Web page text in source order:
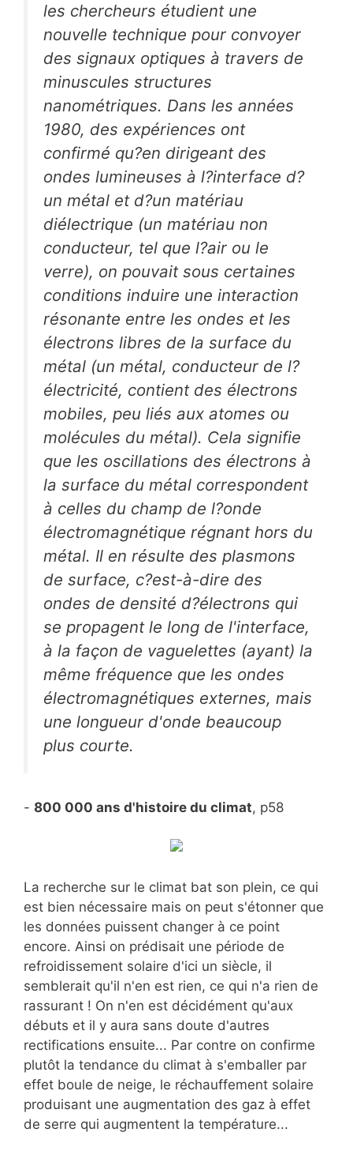
les chercheurs étudient une
nouvelle technique pour convoyer
des signaux optiques à travers de
minuscules structures
nanométriques. Dans les années
1980, des expériences ont
confirmé qu?en dirigeant des
ondes lumineuses à l?interface d?
un métal et d?un matériau
diélectrique (un matériau non
conducteur, tel que l?air ou le
verre), on pouvait sous certaines
conditions induire une interaction
résonante entre les ondes et les
électrons libres de la surface du
métal (un métal, conducteur de l?
électricité, contient des électrons
mobiles, peu liés aux atomes ou
molécules du métal). Cela signifie
que les oscillations des électrons à
la surface du métal correspondent
à celles du champ de l?onde
électromagnétique régnant hors du
métal. Il en résulte des plasmons
de surface, c?est-à-dire des
ondes de densité d?électrons qui
se propagent le long de l'interface,
à la façon de vaguelettes (ayant) la
même fréquence que les ondes
électromagnétiques externes, mais
une longueur d'onde beaucoup
plus courte.
- 800 000 ans d'histoire du climat, p58
La recherche sur le climat bat son plein, ce qui
est bien nécessaire mais on peut s'étonner que
les données puissent changer à ce point
encore. Ainsi on prédisait une période de
refroidissement solaire d'ici un siècle, il
semblerait qu'il n'en est rien, ce qui n'a rien de
rassurant ! On n'en est décidément qu'aux
débuts et il y aura sans doute d'autres
rectifications ensuite... Par contre on confirme
plutôt la tendance du climat à s'emballer par
effet boule de neige, le réchauffement solaire
produisant une augmentation des gaz à effet
de serre qui augmentent la température...